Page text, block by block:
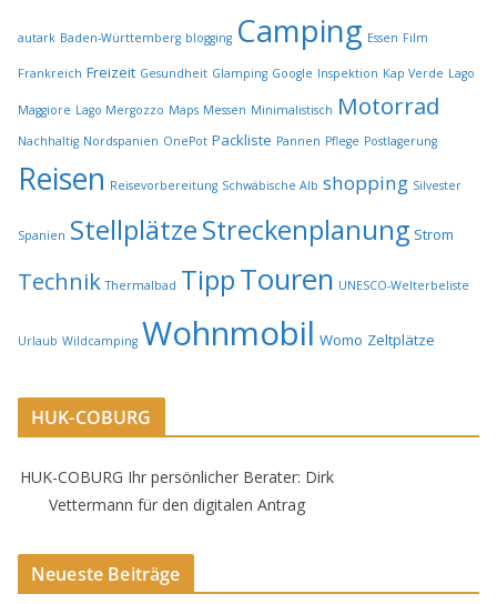
autark Baden-Württemberg blogging Camping Essen Film
Frankreich Freizeit Gesundheit Glamping Google Inspektion Kap Verde Lago
Maggiore Lago Mergozzo Maps Messen Minimalistisch Motorrad
Nachhaltig Nordspanien OnePot Packliste Pannen Pflege Postlagerung
Reisen Reisevorbereitung Schwäbische Alb shopping Silvester
Spanien StellplätzeStreckenplanung Strom
Technik Thermalbad TippTouren UNESCO-Welterbeliste
Urlaub Wildcamping Wohnmobil Womo Zeltplätze
HUK-COBURG
HUK-COBURG Ihr persönlicher Berater: Dirk
Vettermann für den digitalen Antrag
Neueste Beiträge